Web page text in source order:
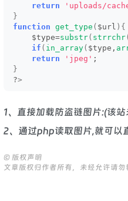
return
'uploads/
}
function get_type ( $url ){
    $type=
substr( strrchr(
if ( in_array( $type,
return
'jpeg' ;
}
?>
1、直接加载防盗链图片:(该
2、通过php读取图片,就可以
© 版权声明
文章版权归作者所有，未经允许请勿